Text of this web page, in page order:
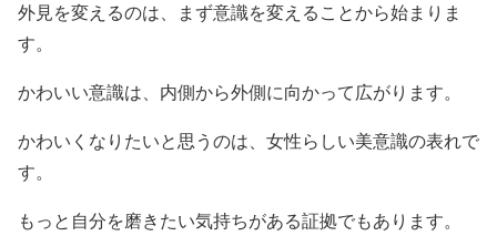
外見を変えるのは、まず意識を変えることから始まりま
す。
かわいい意識は、内側から外側に向かって広がります。
かわいくなりたいと思うのは、女性らしい美意識の表れで
す。
もっと自分を磨きたい気持ちがある証拠でもあります。